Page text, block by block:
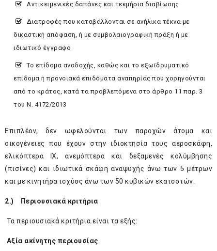
Αντικειμενικές δαπάνες και τεκμήρια διαβίωσης
Διατροφές που καταβάλλονται σε ανήλικα τέκνα με
δικαστική απόφαση, ή με συμβολαιογραφική πράξη ή με
ιδιωτικό έγγραφο
Το επίδομα αναδοχής, καθώς και το εξωϊδρυματικό
επίδομα ή προνοιακά επιδόματα αναπηρίας που χορηγούνται
από το κράτος, κατά τα προβλεπόμενα στο άρθρο 11 παρ. 3
του Ν. 4172/2013
Επιπλέον, δεν ωφελούνται των παροχών άτομα και
οικογένειες που έχουν στην ιδιοκτησία τους αεροσκάφη,
ελικόπτερα IX, ανεμόπτερα και δεξαμενές κολύμβησης
(πισίνες) και ιδιωτικά σκάφη αναψυχής άνω των 5 μέτρων
και με κινητήρα ισχύος άνω των 50 κυβικών εκατοστών.
2.) Περιουσιακά κριτήρια
Τα περιουσιακά κριτήρια είναι τα εξής:
Αξία ακίνητης περιουσίας